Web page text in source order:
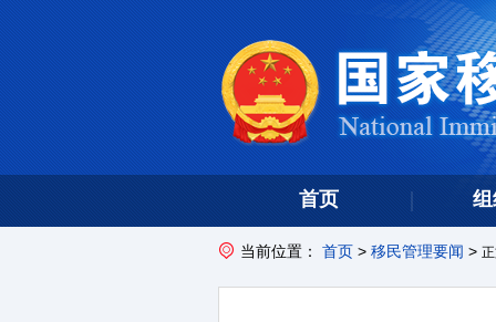
首页
当前位置： 首页> 移民管理要闻 >